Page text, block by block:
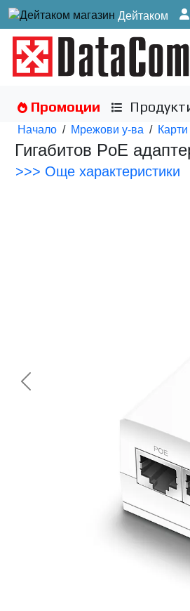
Дейтаком
Промоции
Начало / Мрежови у-ва /
Гигабитов PoE
>>> Още характеристики
<< Предишна